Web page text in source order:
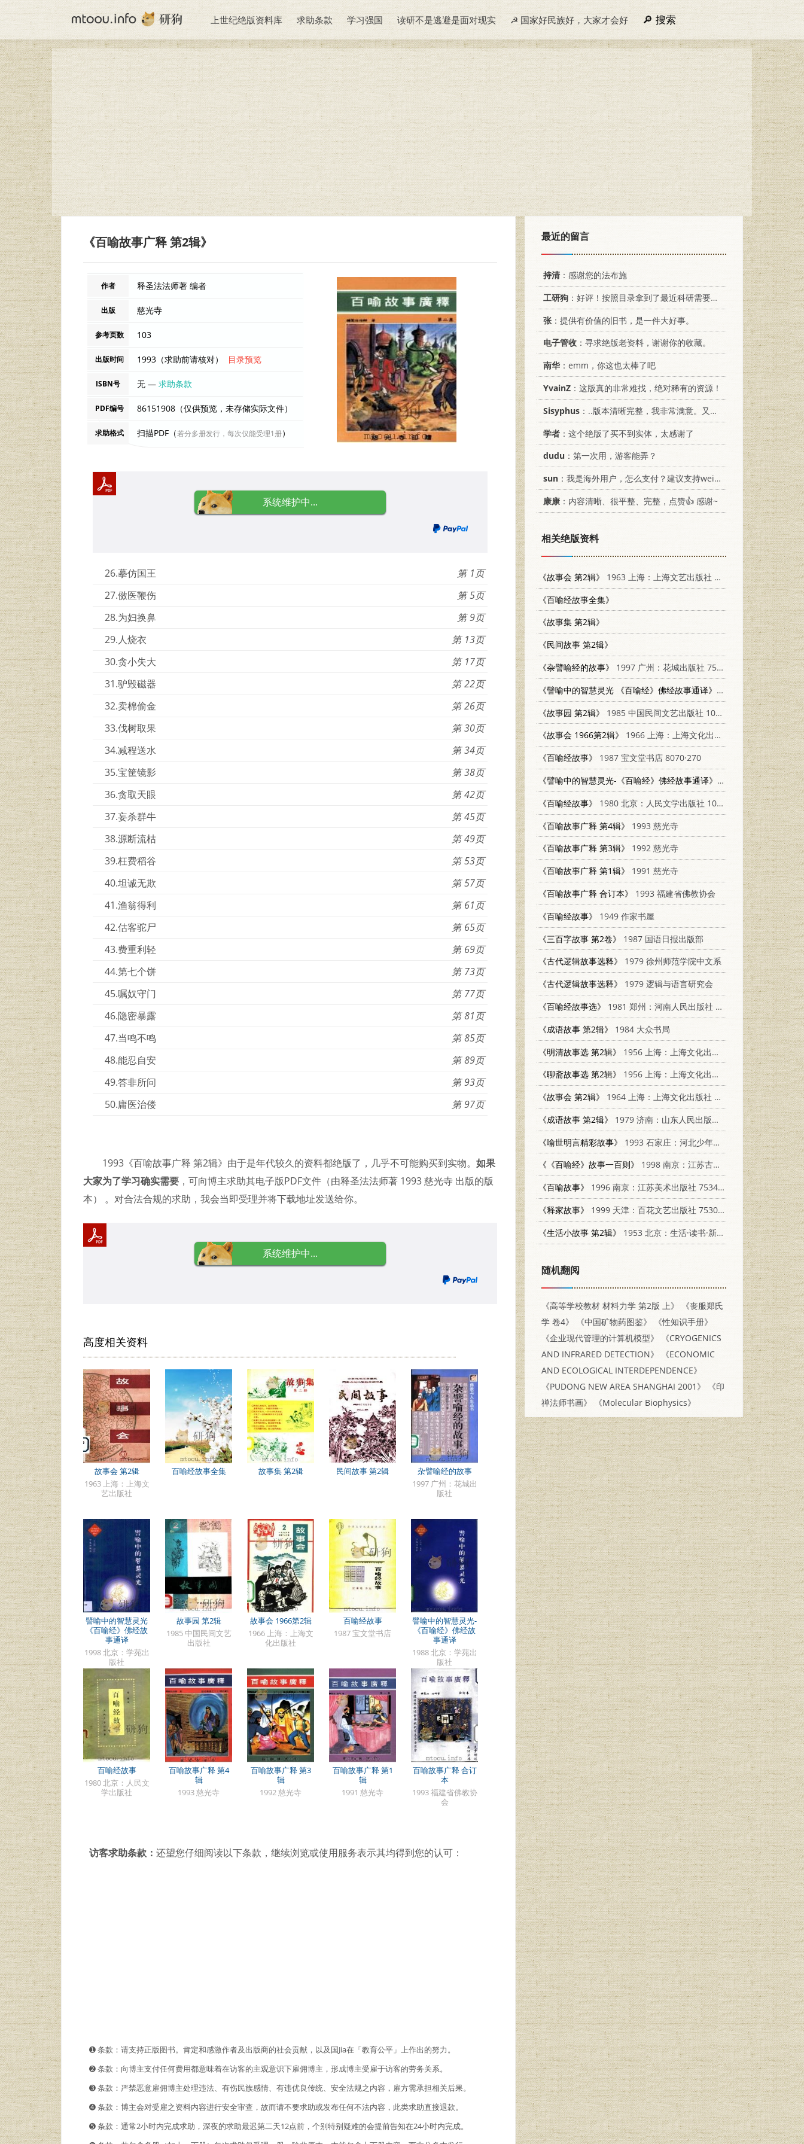
上世纪绝版资料库 求助条款 学习强国 读研不是逃避是面对现实 ☭ 国家好民族好，大家才会好 搜索
《百喻故事广释 第2辑》
作者 释圣法法师著 编者
出版 慈光寺
参考页数 103
出版时间 1993（求助前请核对） 目录预览
ISBN号 无 —求助条款
PDF编号 86151908（仅供预览，未存储实际文件）
求助格式 扫描PDF（若分多册发行，每次仅能受理1册）
系统维护中...
26.摹仿国王
1
27.傚医鞭伤
5
28.为妇换鼻
9
29.人烧衣
13
30.贪小失大
17
31.驴毁磁器
22
32.卖棉偷金
26
33.伐树取果
30
34.减程送水
34
35.宝筐镜影
38
36.贪取天眼
42
37.妄杀群牛
45
38.源断流枯
49
39.枉费稻谷
53
40.坦诚无欺
57
41.渔翁得利
61
42.估客驼尸
65
43.费重利轻
69
44.第七个饼
73
45.嘱奴守门
77
46.隐密暴露
81
47.当鸣不鸣
85
48.能忍自安
89
49.答非所问
93
50.庸医治偻
97
1993《百喻故事广释 第2辑》由于是年代较久的资料都绝版了，几乎不可能购买到实物。 如果
大家为了学习确实需要 ，可向博主求助其电子版PDF文件（由释圣法法师著 1993 慈光寺 出版的版
本） 。对合法合规的求助，我会当即受理并将下载地址发送给你。
系统维护中...
高度相关资料
故事会 第2辑
1963 上海：上海文
艺出版社
百喻经故事全集 故事集 第2辑 民间故事 第2辑
杂譬喻经的故事
1997 广州：花城出
版社
譬喻中的智慧灵光
《百喻经》佛经故
事通译
1998 北京：学苑出
版社
故事园 第2辑
1985 中国民间文艺
出版社
故事会 1966第2辑
1966 上海：上海文
化出版社
百喻经故事
1987 宝文堂书店
譬喻中的智慧灵光-
《百喻经》佛经故
事通译
1988 北京：学苑出
版社
百喻经故事
1980 北京：人民文
学出版社
百喻故事广释 第4
辑
1993 慈光寺
百喻故事广释 第3
辑
1992 慈光寺
百喻故事广释 第1
辑
1991 慈光寺
百喻故事广释 合订
本
1993 福建省佛教协
会
访客求助条款： 还望您仔细阅读以下条款，继续浏览或使用服务表示其均得到您的认可：
➊️ 条款：请支持正版图书。肯定和感激作者及出版商的社会贡献，以及国Jia在「教育公平」上作出的努力。
➋️️ 条款：向博主支付任何费用都意味着在访客的主观意识下雇佣博主，形成博主受雇于访客的劳务关系。
➌ 条款：严禁恶意雇佣博主处理违法、有伤民族感情、有违优良传统、安全法规之内容，雇方需承担相关后果。
➍ 条款：博主会对受雇之资料内容进行安全审查，故而请不要求助或发布任何不法内容，此类求助直接退款。
➎ 条款：通常2小时内完成求助，深夜的求助最迟第二天12点前，个别特别疑难的会提前告知在24小时内完成。
最近的留言
持清：感谢您的法布施
工研狗 ：好评！按照目录拿到了最近科研需要的材料！
张 ：提供有价值的旧书，是一件大好事。
电子管收 ：寻求绝版老资料，谢谢你的收藏。
南华：emm，你这也太棒了吧
YvainZ ：这版真的非常难找，绝对稀有的资源！
Sisyphus ：..版本清晰完整，我非常满意。又及，这本《话语的真相》...
学者 ：这个绝版了买不到实体，太感谢了
dudu ：第一次用，游客能弄？
sun ：我是海外用户，怎么支付？建议支持weixin支付
康康 ：内容清晰、很平整、完整，点赞👍 感谢~
相关绝版资料
《故事会 第2辑》
1963 上海：上海文艺出版社 8078·2248
《百喻经故事全集》
《故事集 第2辑》
《民间故事 第2辑》
《杂譬喻经的故事》
1997 广州：花城出版社 7536023448
《譬喻中的智慧灵光 《百喻经》佛经故事通译》
1998 北京：学苑出版
《故事园 第2辑》
1985 中国民间文艺出版社 10229·0273
《故事会 1966第2辑》
1966 上海：上海文化出版社 10077·1237
《百喻经故事》
1987 宝文堂书店 8070·270
《譬喻中的智慧灵光-《百喻经》佛经故事通译》
1988 北京：学苑出版
《百喻经故事》
1980 北京：人民文学出版社 10019·3046
《百喻故事广释 第4辑》
1993 慈光寺
《百喻故事广释 第3辑》
1992 慈光寺
《百喻故事广释 第1辑》
1991 慈光寺
《百喻故事广释 合订本》
1993 福建省佛教协会
《百喻经故事》
1949 作家书屋
《三百字故事 第2卷》
1987 国语日报出版部
《古代逻辑故事选释》
1979 徐州师范学院中文系
《古代逻辑故事选释》
1979 逻辑与语言研究会
《百喻经故事选》
1981 郑州：河南人民出版社 R10105·112
《成语故事 第2辑》
1984 大众书局
《明清故事选 第2辑》
1956 上海：上海文化出版社 T100077·259
《聊斋故事选 第2辑》
1956 上海：上海文化出版社 T10077·201
《故事会 第2辑》
1964 上海：上海文化出版社 10077·965
《成语故事 第2辑》
1979 济南：山东人民出版社 7099·886
《喻世明言精彩故事》
1993 石家庄：河北少年儿童出版社 7537610975
《《百喻经》故事一百则》
1998 南京：江苏古籍出版社 7805199523
《百喻故事》
1996 南京：江苏美术出版社 7534406293
《释家故事》
1999 天津：百花文艺出版社 7530628550
《生活小故事 第2辑》
1953 北京：生活·读书·新知三联书店
随机翻阅
《高等学校教材 材料力学 第2版 上》
《丧服郑氏
学 卷4》
《中国矿物药图鉴》
《性知识手册》
《企业现代管理的计算机模型》
《CRYOGENICS
AND INFRARED DETECTION》
《ECONOMIC
AND ECOLOGICAL INTERDEPENDENCE》
《PUDONG NEW AREA SHANGHAI 2001》
《印
禅法师书画》
《Molecular Biophysics》